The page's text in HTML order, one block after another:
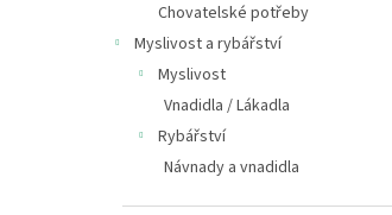
Chovatelské potřeby
Myslivost a rybářství
Myslivost
Vnadidla / Lákadla
Rybářství
Návnady a vnadidla